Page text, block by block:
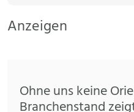
Anzeigen
Ohne uns keine
Branchenstand